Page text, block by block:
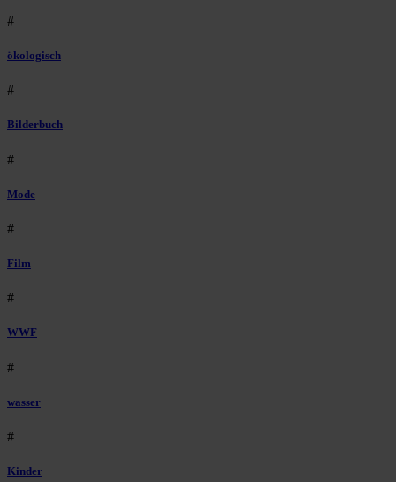
#
ökologisch
#
Bilderbuch
#
Mode
#
Film
#
WWF
#
wasser
#
Kinder